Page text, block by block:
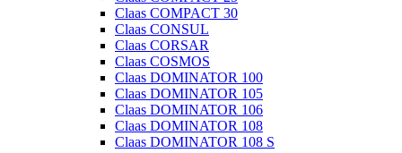
Claas COMPACT 30
Claas CONSUL
Claas CORSAR
Claas COSMOS
Claas DOMINATOR 100
Claas DOMINATOR 105
Claas DOMINATOR 106
Claas DOMINATOR 108
Claas DOMINATOR 108 S